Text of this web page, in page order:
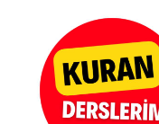
content